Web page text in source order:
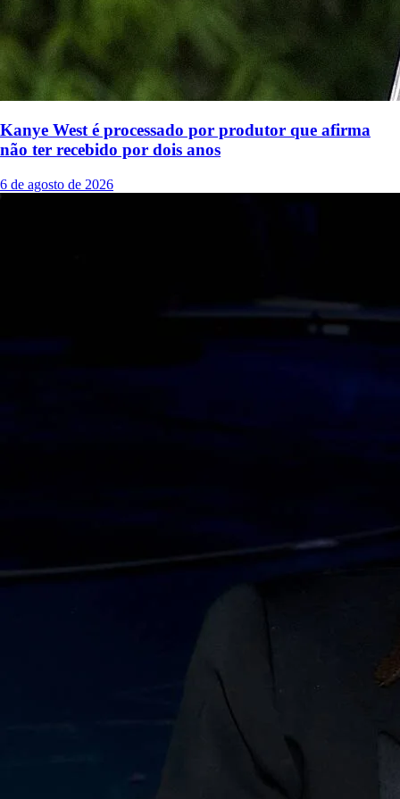
Kanye West é processado por produtor que afirma
não ter recebido por dois anos
6 de agosto de 2026